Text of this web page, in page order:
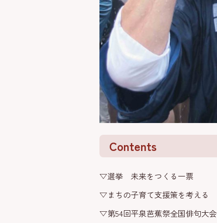
Contents
▽選挙 未来をつくる一票
▽まちの子育て支援策を考える
▽第54回平泉芭蕉祭全国俳句大会